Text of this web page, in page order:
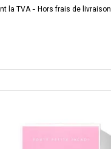
la TVA - Hors frais de livraison